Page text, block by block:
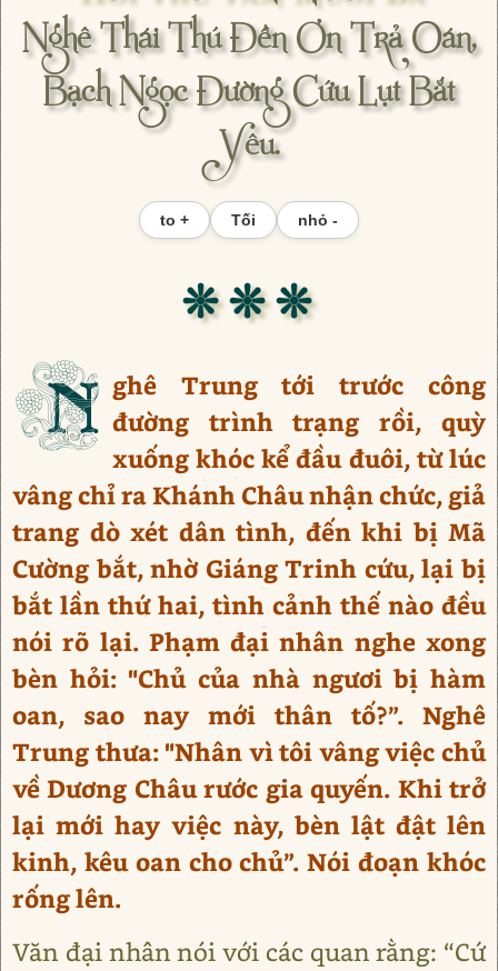
Nghê Thái Thú Đền Ơn Trả Oán,
Bạch Ngọc Đường Cứu Lụt Bắt
Yêu.
to + Tối nhỏ -
❊ ❊ ❊
N ghê Trung tới trước công
đường trình trạng rồi, quỳ
xuống khóc kể đầu đuôi, từ lúc
vâng chỉ ra Khánh Châu nhận chức, giả
trang dò xét dân tình, đến khi bị Mã
Cường bắt, nhờ Giáng Trinh cứu, lại bị
bắt lần thứ hai, tình cảnh thế nào đều
nói rõ lại. Phạm đại nhân nghe xong
bèn hỏi: "Chủ của nhà ngươi bị hàm
oan, sao nay mới thân tố?”. Nghê
Trung thưa: "Nhân vì tôi vâng việc chủ
về Dương Châu rước gia quyến. Khi trở
lại mới hay việc này, bèn lật đật lên
kinh, kêu oan cho chủ”. Nói đoạn khóc
rống lên.
Văn đại nhân nói với các quan rằng: “Cứ